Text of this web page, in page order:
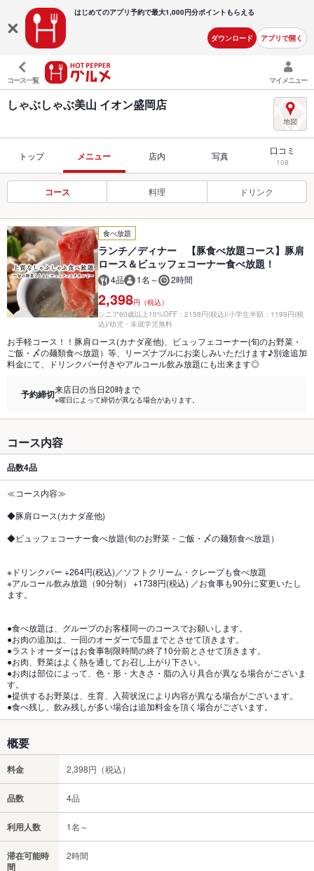
はじめてのアプリ予約で最大1,000円分ポイントもらえる
ダウンロード アプリで開く
コース一覧 マイメニュー
しゃぶしゃぶ美山 イオン盛岡店
トップ メニュー 店内 写真 口コミ
108
コース 料理 ドリンク
食べ放題
ランチ／ディナー 【豚食べ放題コース】豚肩
ロース＆ビュッフェコーナー食べ放題！
4品 1名～ 2時間
2,398円（税込）
シニア60歳以上10%OFF：2158円(税込)/小学生半額：1199円(税
込)/幼児・未就学児無料
お手軽コース！！豚肩ロース(カナダ産他)、ビュッフェコーナー(旬のお野菜・
ご飯・〆の麺類食べ放題）等、リーズナブルにお楽しみいただけます♪別途追加
料金にて、ドリンクバー付きやアルコール飲み放題にも出来ます◎
予約締切来店日の当日20時まで
※曜日によって締切が異なる場合があります。
コース内容
品数4品
≪コース内容≫
◆豚肩ロース(カナダ産他)
◆ビュッフェコーナー食べ放題(旬のお野菜・ご飯・〆の麺類食べ放題）
※ドリンクバー +264円(税込)／ソフトクリーム・クレープも食べ放題
※アルコール飲み放題（90分制） +1738円(税込) ／お食事も90分に変更いたし
ます。
●食べ放題は、グループのお客様同一のコースでお願いします。
●お肉の追加は、一回のオーダーで5皿までとさせて頂きます。
●ラストオーダーはお食事制限時間の終了10分前とさせて頂きます。
●お肉、野菜はよく熱を通してお召し上がり下さい。
●お肉は部位によって、色・形・大きさ・脂の入り具合が異なる場合がございま
す。
●提供するお野菜は、生育、入荷状況により内容が異なる場合がございます。
●食べ残し、飲み残しが多い場合は追加料金を頂く場合がございます。
概要
料金 2,398円（税込）
品数 4品
利用人数 1名～
滞在可能時
間
2時間